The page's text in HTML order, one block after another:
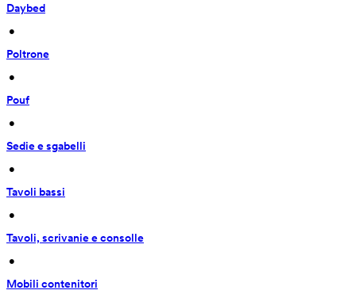
Daybed
•
Poltrone
•
Pouf
•
Sedie e sgabelli
•
Tavoli bassi
•
Tavoli, scrivanie e consolle
•
Mobili contenitori